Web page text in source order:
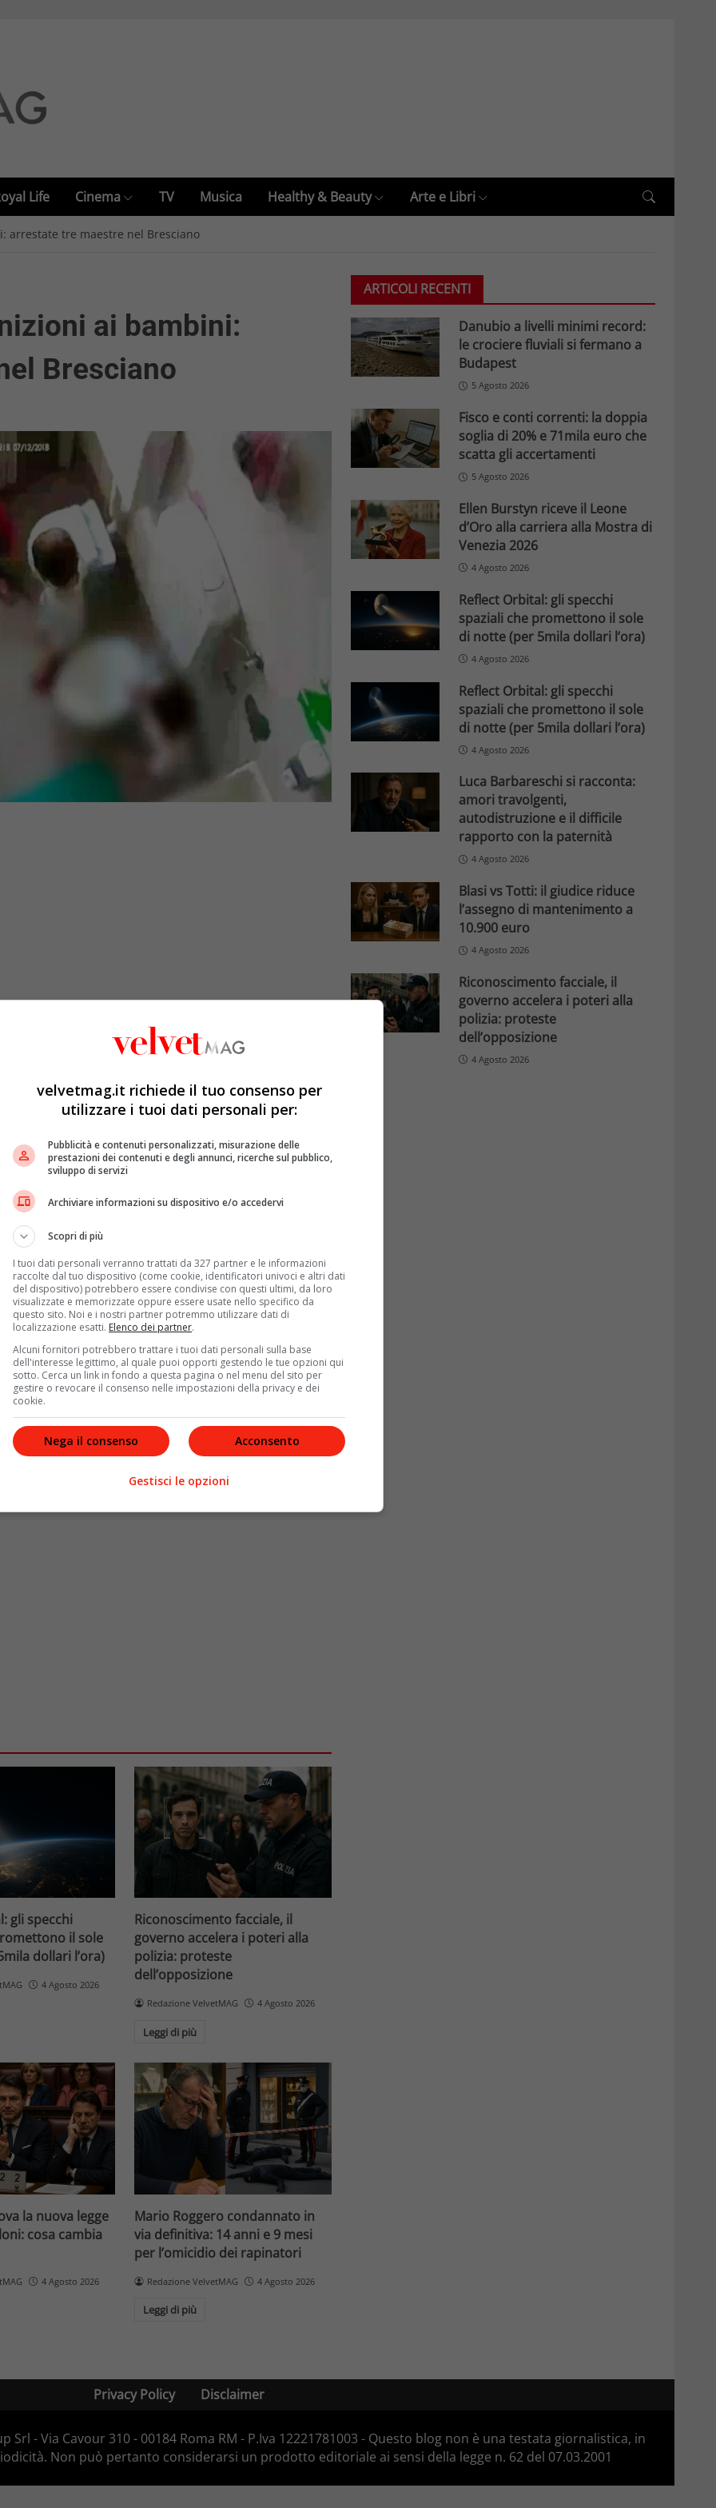
Life Cinema TV Musica Healthy & Beauty Arte e Libri
arrestate tre maestre nel Bresciano
ai bambini:
Bresciano
registrato
le forze dell’ordine hanno arrestato tre
di un genitore.
alle indagini degli investigatori anche le dichiarazioni
proprio dopo aver assistito ai comportamenti di
ambientali
loro punizioni ritenute eccessive dall’accusa
del cibo. Per questo ora le donne sono state
il gip del tribunale di Brescia ha disposto per loro
gli specchi
il sole
dollari l’ora)
4 Agosto 2026
Riconoscimento facciale, il
governo accelera i poteri alla
polizia: proteste
dell’opposizione
Redazione VelvetMAG 4 Agosto 2026
Leggi di più
la nuova legge
cosa cambia
4 Agosto 2026
Mario Roggero condannato in
via definitiva: 14 anni e 9 mesi
per l’omicidio dei rapinatori
Redazione VelvetMAG 4 Agosto 2026
Leggi di più
ARTICOLI RECENTI
Danubio a livelli minimi record:
le crociere fluviali si fermano a
Budapest
5 Agosto 2026
Fisco e conti correnti: la doppia
soglia di 20% e 71mila euro che
scatta gli accertamenti
5 Agosto 2026
Ellen Burstyn riceve il Leone
d’Oro alla carriera alla Mostra di
Venezia 2026
4 Agosto 2026
Reflect Orbital: gli specchi
spaziali che promettono il sole
di notte (per 5mila dollari l’ora)
4 Agosto 2026
Reflect Orbital: gli specchi
spaziali che promettono il sole
di notte (per 5mila dollari l’ora)
4 Agosto 2026
Luca Barbareschi si racconta:
amori travolgenti,
autodistruzione e il difficile
rapporto con la paternità
4 Agosto 2026
Blasi vs Totti: il giudice riduce
l’assegno di mantenimento a
10.900 euro
4 Agosto 2026
Riconoscimento facciale, il
governo accelera i poteri alla
polizia: proteste
dell’opposizione
4 Agosto 2026
Privacy Policy Disclaimer
- Via Cavour 310 - 00184 Roma RM - P.Iva 12221781003 - Questo blog non è una testata giornalistica, in
Non può pertanto considerarsi un prodotto editoriale ai sensi della legge n. 62 del 07.03.2001
velvetmag.it richiede il tuo consenso per
utilizzare i tuoi dati personali per:
Pubblicità e contenuti personalizzati, misurazione delle
prestazioni dei contenuti e degli annunci, ricerche sul pubblico,
sviluppo di servizi
Archiviare informazioni su dispositivo e/o accedervi
Scopri di più
I tuoi dati personali verranno trattati da 327 partner e le informazioni
raccolte dal tuo dispositivo (come cookie, identificatori univoci e altri dati
del dispositivo) potrebbero essere condivise con questi ultimi, da loro
visualizzate e memorizzate oppure essere usate nello specifico da
questo sito. Noi e i nostri partner potremmo utilizzare dati di
localizzazione esatti. Elenco dei partner.
Alcuni fornitori potrebbero trattare i tuoi dati personali sulla base
dell'interesse legittimo, al quale puoi opporti gestendo le tue opzioni qui
sotto. Cerca un link in fondo a questa pagina o nel menu del sito per
gestire o revocare il consenso nelle impostazioni della privacy e dei
cookie.
Acconsento
Nega il consenso
Gestisci le opzioni